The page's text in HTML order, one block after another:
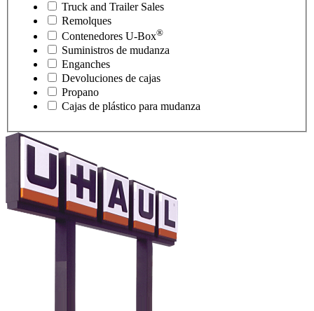
Truck and Trailer Sales
Remolques
Contenedores U-Box®
Suministros de mudanza
Enganches
Devoluciones de cajas
Propano
Cajas de plástico para mudanza